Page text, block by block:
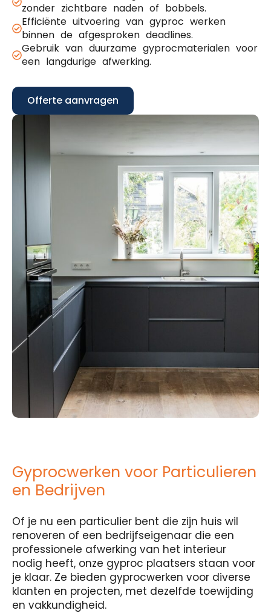
zonder zichtbare naden of bobbels.
Efficiënte uitvoering van gyproc werken
binnen de afgesproken deadlines.
Gebruik van duurzame gyprocmaterialen voor
een langdurige afwerking.
Offerte aanvragen
Gyprocwerken voor Particulieren
en Bedrijven
Of je nu een particulier bent die zijn huis wil
renoveren of een bedrijfseigenaar die een
professionele afwerking van het interieur
nodig heeft, onze gyproc plaatsers staan voor
je klaar. Ze bieden gyprocwerken voor diverse
klanten en projecten, met dezelfde toewijding
en vakkundigheid.